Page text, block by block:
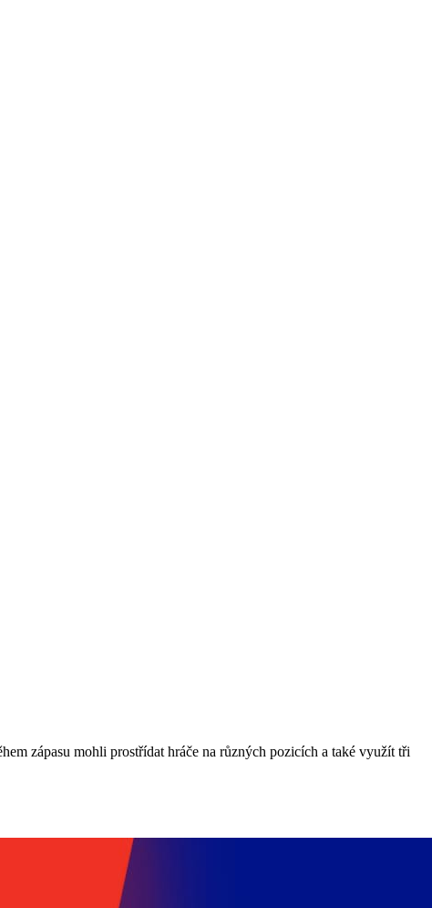
zápasu mohli prostřídat hráče na různých pozicích a také využít tři